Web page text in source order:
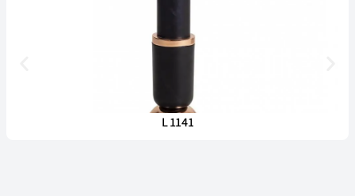
L 1141